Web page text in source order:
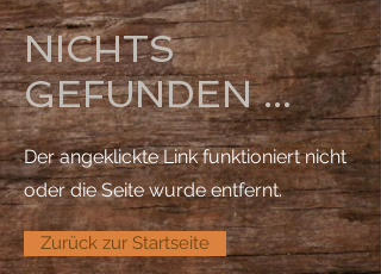
NICHTS
GEFUNDEN ...
Der angeklickte Link funktioniert nicht
oder die Seite wurde entfernt.
Zurück zur Startseite